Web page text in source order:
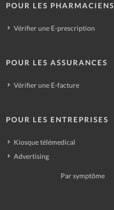
POUR LES PHARMACIENS
Vérifier une E-prescription
POUR LES ASSURANCES
Vérifier une E-facture
POUR LES ENTREPRISES
Kiosque télémedical
Advertising
Par symptôme